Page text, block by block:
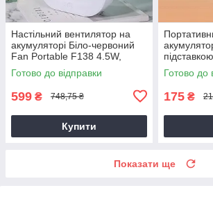
Настільний вентилятор на
акумуляторі Біло-червоний
Fan Portable F138 4.5W,
маленький вентилятор для
дому
Готово до відправки
599 ₴ 748,75 ₴
Купити
Готово до
175 ₴
Показати ще